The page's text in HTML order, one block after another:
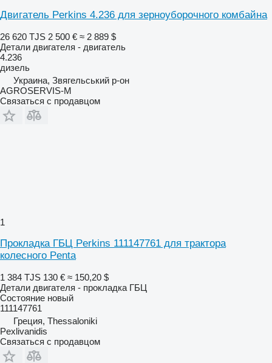
Двигатель Perkins 4.236 для зерноуборочного комбайна
26 620 TJS 2 500 € ≈ 2 889 $
Детали двигателя - двигатель
4.236
дизель
Украина, Звягельський р-он
AGROSERVIS-M
Связаться с продавцом
1
Прокладка ГБЦ Perkins 111147761 для трактора
колесного Penta
1 384 TJS 130 € ≈ 150,20 $
Детали двигателя - прокладка ГБЦ
Состояние новый
111147761
Греция, Thessaloniki
Pexlivanidis
Связаться с продавцом